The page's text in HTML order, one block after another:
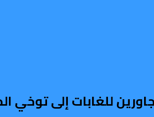
للغابات إلى توخي